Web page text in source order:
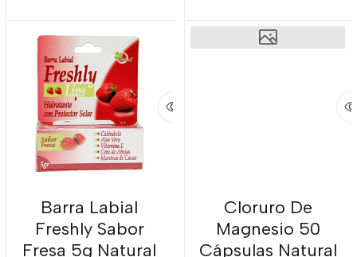
Barra Labial
Freshly Sabor
Fresa 5g Natural
Cloruro De
Magnesio 50
Cápsulas Natural